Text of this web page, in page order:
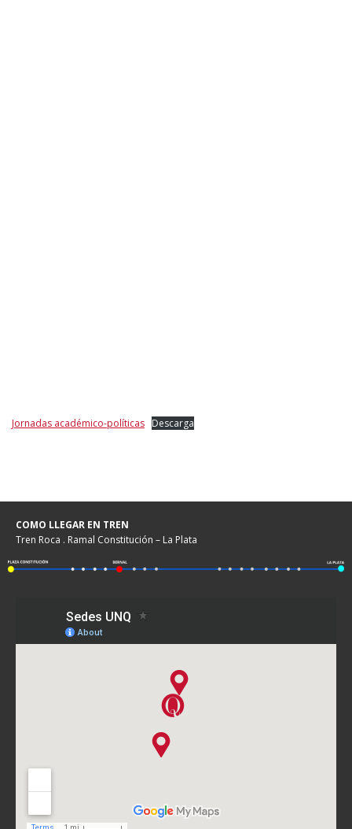
Jornadas académico-políticas Descarga
COMO LLEGAR EN TREN
Tren Roca . Ramal Constitución – La Plata